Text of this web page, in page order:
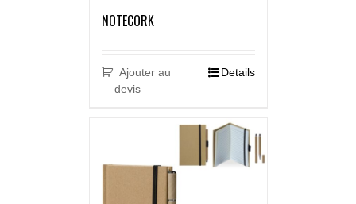
NOTECORK
Ajouter au
devis
Details